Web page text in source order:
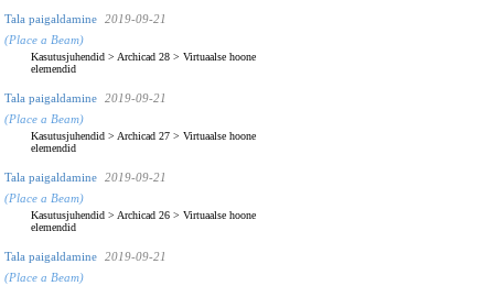
Tala paigaldamine
2019-09-21
(Place a Beam)
Kasutusjuhendid > Archicad 28 > Virtuaalse hoone
elemendid
Tala paigaldamine
2019-09-21
(Place a Beam)
Kasutusjuhendid > Archicad 27 > Virtuaalse hoone
elemendid
Tala paigaldamine
2019-09-21
(Place a Beam)
Kasutusjuhendid > Archicad 26 > Virtuaalse hoone
elemendid
Tala paigaldamine
2019-09-21
(Place a Beam)